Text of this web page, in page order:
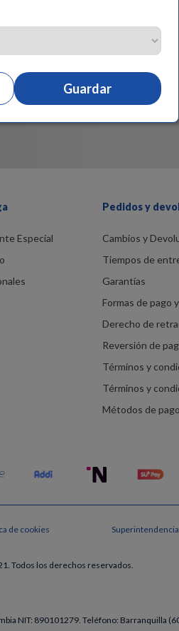
Guardar
Especial
Pedidos y
Cambios y
Tiempos de
Garantías
Formas de pago
Derecho de
Reversión de
Términos y
Términos y
Métodos de pago
de cookies
Todos los derechos reservados.
NIT: 890101279. Teléfono: Barranquilla